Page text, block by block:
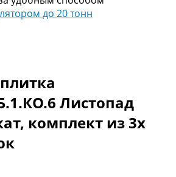
до 20 тонн
Листопад
комплект из 3х